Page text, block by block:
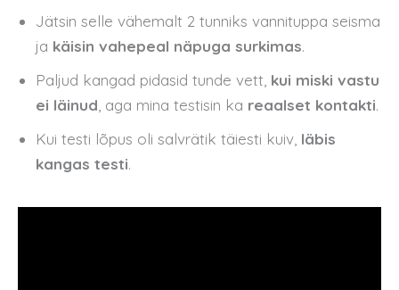
Jätsin selle vähemalt 2 tunniks vannituppa seisma
ja käisin vahepeal näpuga surkimas.
Paljud kangad pidasid tunde vett, kui miski vastu
ei läinud , aga mina testisin ka reaalset kontakti.
Kui testi lõpus oli salvrätik täiesti kuiv, läbis
kangas testi.